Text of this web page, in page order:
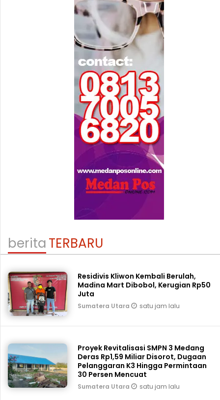
beritaTERBARU
Residivis Kliwon Kembali Berulah,
Madina Mart Dibobol, Kerugian Rp50
Juta
Sumatera Utara satu jam lalu
Proyek Revitalisasi SMPN 3 Medang
Deras Rp1,59 Miliar Disorot, Dugaan
Pelanggaran K3 Hingga Permintaan
30 Persen Mencuat
Sumatera Utara satu jam lalu